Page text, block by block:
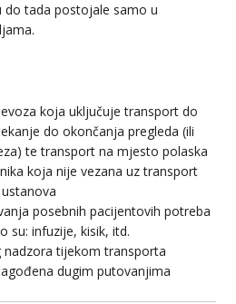
do tada postojale samo u
koja uključuje transport do
do okončanja pregleda (ili
te transport na mjesto polaska
koja nije vezana uz transport
posebnih pacijentovih potreba
su: infuzije, kisik, itd.
tijekom transporta
dugim putovanjima